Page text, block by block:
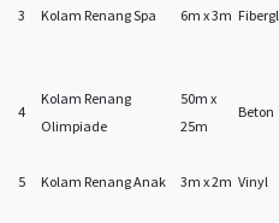
3
Kolam Renang Spa 6m x 3m
4
Kolam Renang
Olimpiade
50m x
25m
Beton
5
Kolam Renang Anak 3m x 2m Vinyl